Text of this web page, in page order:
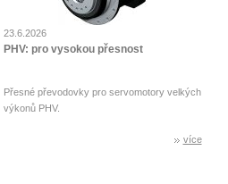
23.6.2026
PHV: pro vysokou přesnost
Přesné převodovky pro servomotory velkých
výkonů PHV.
více